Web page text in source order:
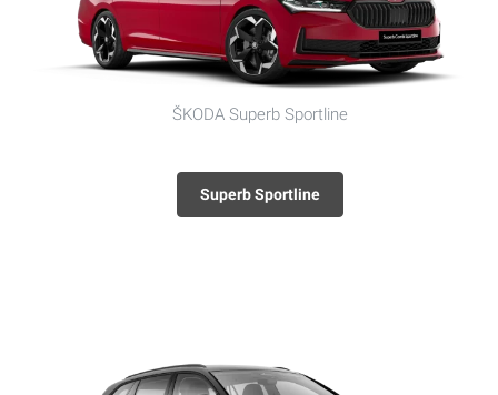
ŠKODA Superb Sportline
Superb Sportline